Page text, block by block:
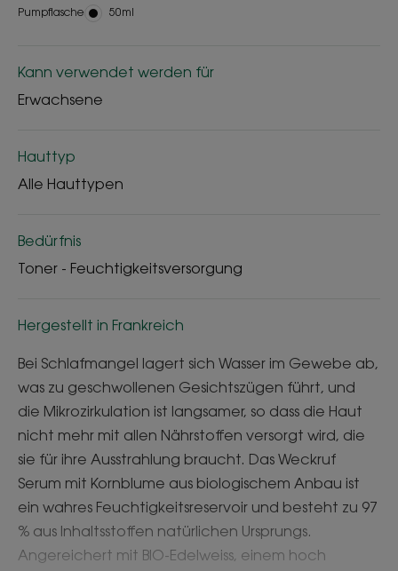
Pumpflasche Pumpflasche
50ml
Kann verwendet werden für
Erwachsene
Hauttyp
Alle Hauttypen
Bedürfnis
Toner - Feuchtigkeitsversorgung
Hergestellt in Frankreich
Bei Schlafmangel lagert sich Wasser im Gewebe ab,
was zu geschwollenen Gesichtszügen führt, und
die Mikrozirkulation ist langsamer, so dass die Haut
nicht mehr mit allen Nährstoffen versorgt wird, die
sie für ihre Ausstrahlung braucht. Das Weckruf
Serum mit Kornblume aus biologischem Anbau ist
ein wahres Feuchtigkeitsreservoir und besteht zu 97
% aus Inhaltsstoffen natürlichen Ursprungs.
Angereichert mit BIO-Edelweiss, einem hoch